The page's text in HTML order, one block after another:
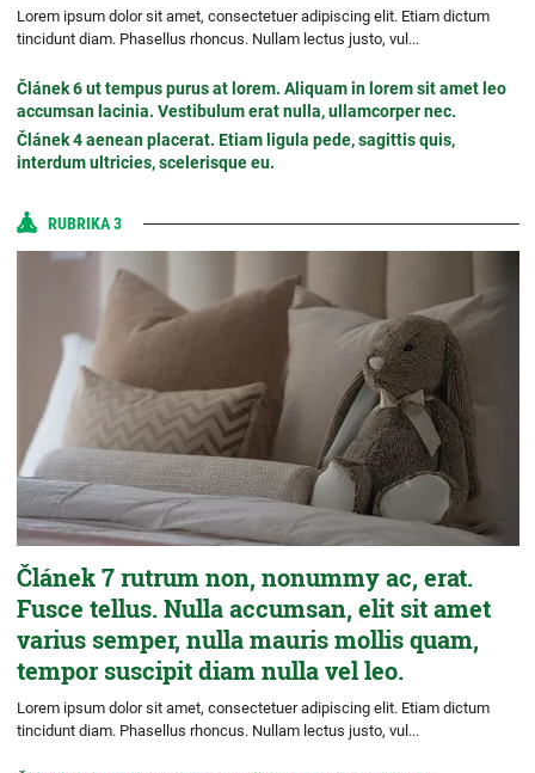
Lorem ipsum dolor sit amet, consectetuer adipiscing elit. Etiam dictum
tincidunt diam. Phasellus rhoncus. Nullam lectus justo, vul...
Článek 6 ut tempus purus at lorem. Aliquam in lorem sit amet leo
accumsan lacinia. Vestibulum erat nulla, ullamcorper nec.
Článek 4 aenean placerat. Etiam ligula pede, sagittis quis,
interdum ultricies, scelerisque eu.
RUBRIKA 3
Článek 7 rutrum non, nonummy ac, erat.
Fusce tellus. Nulla accumsan, elit sit amet
varius semper, nulla mauris mollis quam,
tempor suscipit diam nulla vel leo.
Lorem ipsum dolor sit amet, consectetuer adipiscing elit. Etiam dictum
tincidunt diam. Phasellus rhoncus. Nullam lectus justo, vul...